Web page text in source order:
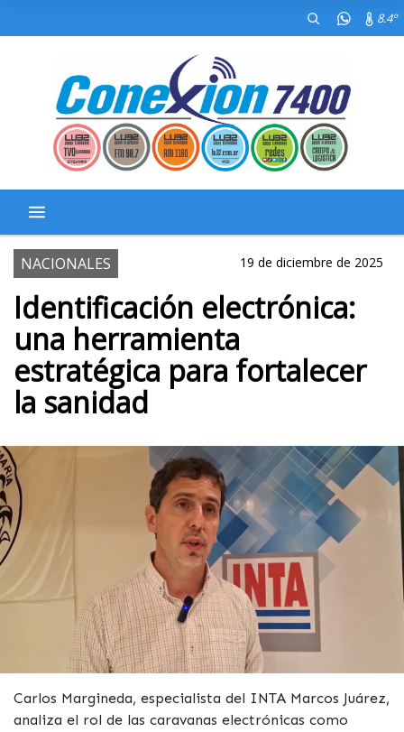
8.4º
NACIONALES 19 de diciembre de 2025
Identificación electrónica:
una herramienta
estratégica para fortalecer
la sanidad
Carlos Margineda, especialista del INTA Marcos Juárez,
analiza el rol de las caravanas electrónicas como